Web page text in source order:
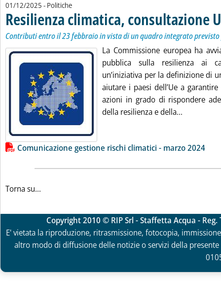
01/12/2025 - Politiche
Resilienza climatica, consultazione
Contributi entro il 23 febbraio in vista di un quadro integrato previsto
La Commissione europea ha
pubblica sulla resilienza ai
un’iniziativa per la definizione di
aiutare i paesi dell’Ue a
azioni in grado di rispondere
della resilienza e della...
Lista allegati PDF alla notizia
Comunicazione gestione rischi climatici - marzo 2024
Torna su...
Copyright 2010 © RIP Srl - Staffetta Acqua -
E' vietata la riproduzione, ritrasmissione, fotocopia,
altro modo di diffusione delle notizie o servizi della